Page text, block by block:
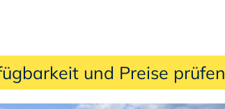
und Preise prüfen